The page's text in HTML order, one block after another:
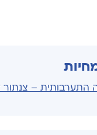
התערבותית – צנתור